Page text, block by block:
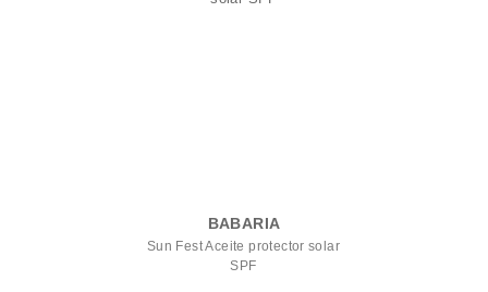
BABARIA
Sun Fest Aceite protector solar
SPF